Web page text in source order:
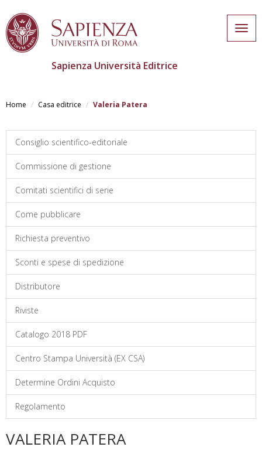
contenuto
Sapienza Università Editrice
Home Casa editrice Valeria Patera
Consiglio scientifico-editoriale
Commissione di gestione
Comitati scientifici di serie
Come pubblicare
Richiesta preventivo
Sconti e spese di spedizione
Distributore
Riviste
Catalogo 2018 PDF
Centro Stampa Università (EX CSA)
Determine Ordini Acquisto
Regolamento
VALERIA PATERA